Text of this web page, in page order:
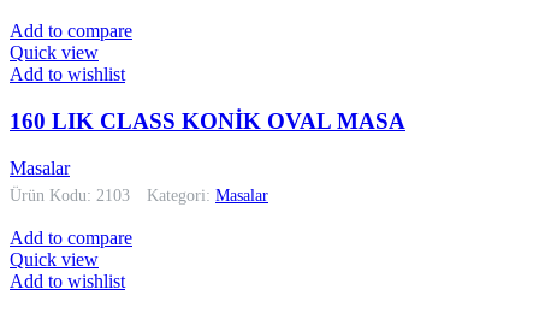
Add to compare
Quick view
Add to wishlist
160 LIK CLASS KONİK OVAL MASA
Masalar
Ürün Kodu: 2103 Kategori: Masalar
Add to compare
Quick view
Add to wishlist